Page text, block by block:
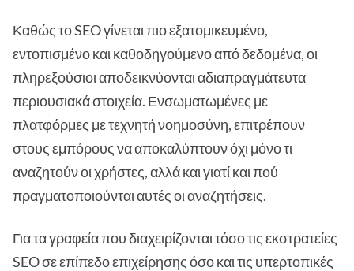
Καθώς το SEO γίνεται πιο εξατομικευμένο,
εντοπισμένο και καθοδηγούμενο από δεδομένα, οι
πληρεξούσιοι αποδεικνύονται αδιαπραγμάτευτα
περιουσιακά στοιχεία. Ενσωματωμένες με
πλατφόρμες με τεχνητή νοημοσύνη, επιτρέπουν
στους εμπόρους να αποκαλύπτουν όχι μόνο τι
αναζητούν οι χρήστες, αλλά και γιατί και πού
πραγματοποιούνται αυτές οι αναζητήσεις.
Για τα γραφεία που διαχειρίζονται τόσο τις εκστρατείες
SEO σε επίπεδο επιχείρησης όσο και τις υπερτοπικές